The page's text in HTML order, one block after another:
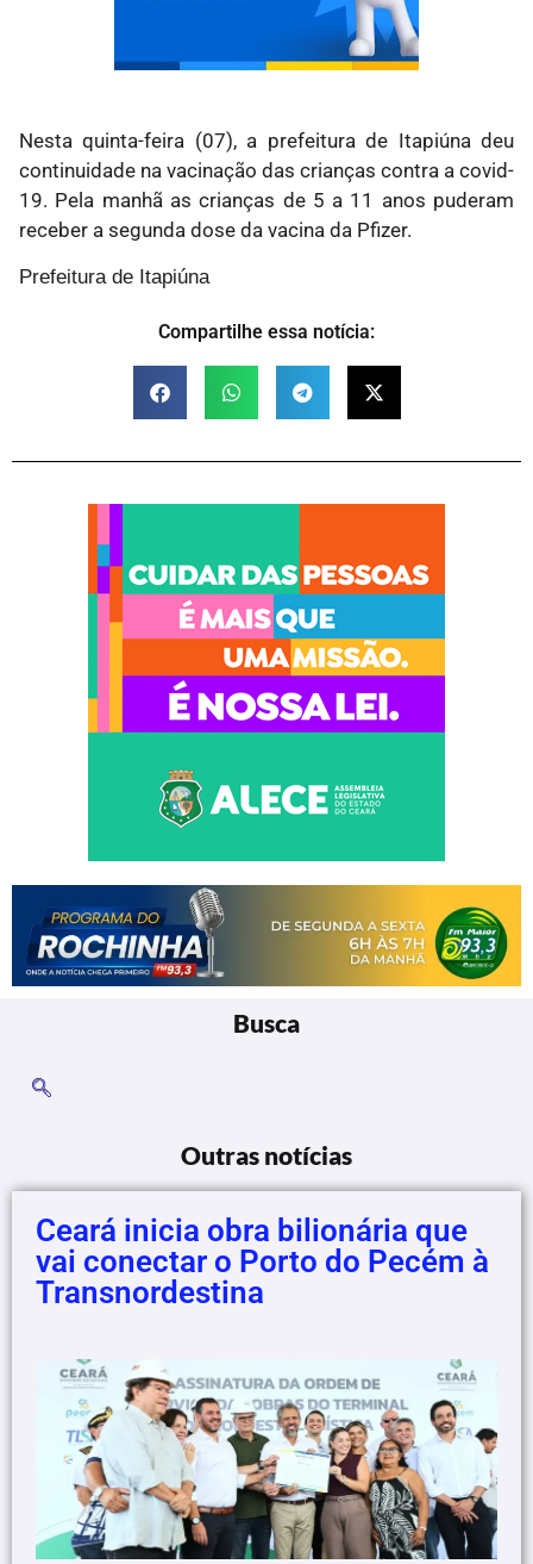
Nesta quinta-feira (07), a prefeitura de Itapiúna deu
continuidade na vacinação das crianças contra a covid-
19. Pela manhã as crianças de 5 a 11 anos puderam
receber a segunda dose da vacina da Pfizer.
Prefeitura de Itapiúna
Compartilhe essa notícia:
Busca
Outras notícias
Ceará inicia obra bilionária que
vai conectar o Porto do Pecém à
Transnordestina